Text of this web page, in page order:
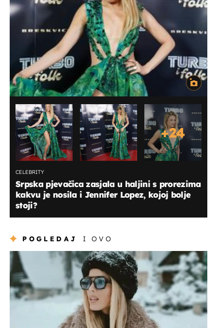
+24
CELEBRITY
Srpska pjevačica zasjala u haljini s prorezima
kakvu je nosila i Jennifer Lopez, kojoj bolje
stoji?
POGLEDAJ I OVO